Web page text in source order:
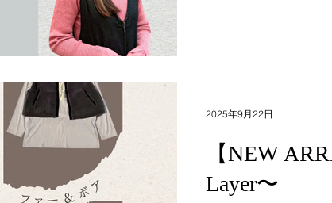
【NEW
Layer〜
2025年9月22日